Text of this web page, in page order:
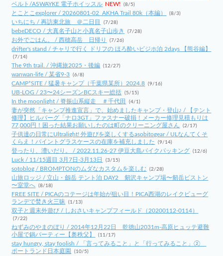
ベルト/ASWAYKE 電子ホイッスル NEW! (8/5)
とことこexplorer / 20260801-02_AKHA Trail 80k（本編） (8/3)
いちにち / 再訪東北旅 ＠二日目 (7/28)
bebeDECO / 大真名子山と小真名子山歩き (7/28)
お外でごはん。 / 西穂高岳 日帰り (7/26)
drifter's stand / チャリで行く ドリフの ほろ酔いビジホ泊 2days 【熊谷編】
(7/14)
The 9th trail. / 沖縄旅2025・後編 (12/27)
wanwan-life / 某省9-3 (6/8)
CAMP*SITE / 猛暑キャンプ（千葉県某所）2024.8 (9/16)
UB-LOG / 23〜24シーズンBCスキー総括 (5/15)
In the moonlight / 脊振山系縦走 ＃千代田 (4/1)
妻が突然「キャンプ推進宣言」で、始めましたキャンプ・登山♪ / 【テント
修理】ヒルバーグ「ナロ3GT」ファスナー破損！メーカー修理見積もりは
77,000円！困った結果お願いしたのは町のクリーニング屋さん
(2/17)
子供達の日常にUltralight! 外遊びを楽しくするasobitogear / ULなんてくそ
くらえ！パイントグラスケースの在庫を補充しました
(9/14)
登ったり、漕いだり。 / 2022.11.26-27 伊豆大島バイクパッキング (12/6)
Luck / 11/15週目 3月7日-3月13日 (3/15)
sotoblog / BROMPTONのムダなカスタムを楽しむ (2/28)
山旅ロッジ / 立山・劔岳 テント泊 DAY2 剱沢キャンプ場〜剱岳ピストン
〜室堂へ (8/18)
FREE SITE / PICAのコテージは年始が狙い目！PICA西湖のレイクビューグ
ランデで焚き火三昧
(1/13)
双子と週末外遊び / しおさいキャンプフィールド（20200112-0114）
(7/22)
ねずみのやまのぼり / 2014年12月22日 乾徳山2031m-高原ヒュッテ避難
小屋で鍋パーティー【奥秩父】
(11/17)
stay hungry, stay foolish / 「言ってみること」と「行ってみること」②
ポートランド日本庭園
(10/5)